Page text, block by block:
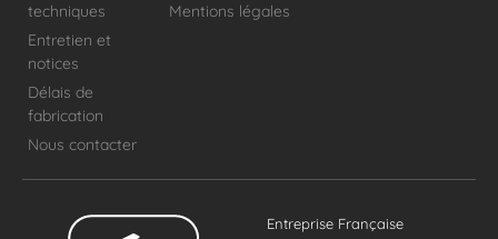
techniques
Entretien et
notices
Délais de
fabrication
Nous contacter
Mentions légales
Entreprise Française